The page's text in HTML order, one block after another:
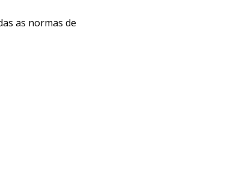
as normas de